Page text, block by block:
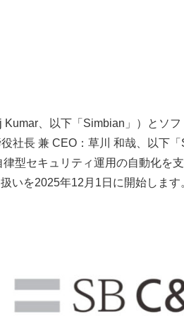
、以下「Simbian」）とソ
社長 兼 CEO：草川 和哉、以下
型セキュリティ運用の自動化を
いを2025年12月1日に開始します